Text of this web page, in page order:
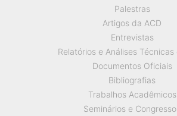
Palestras
Artigos da ACD
Entrevistas
Relatórios e Análises Técnicas
Documentos Oficiais
Bibliografias
Trabalhos Acadêmicos
Seminários e